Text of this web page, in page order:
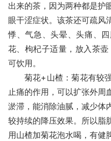
出来的茶，因为两种都是护
眼干涩症状。该茶还可疏风
悸、气急、头晕、头痛、
花、枸杞子适量，放入茶
可饮用。
菊花+山楂：菊花有较
止痛的作用，可以扩张外周
淤滞，能消除油腻，减少体
较持续的降压效果。所以脂
用山楂加菊花泡水喝，有健